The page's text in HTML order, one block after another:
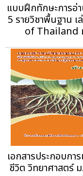
แบบฝึกทักษะการอ่
5 รายวิชาพื้นฐาน
of Thailand
เอกสารประกอบกา
ชีวิต วิทยาศาสตร์